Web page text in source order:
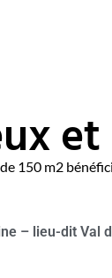
150 m2
– lieu-dit Val